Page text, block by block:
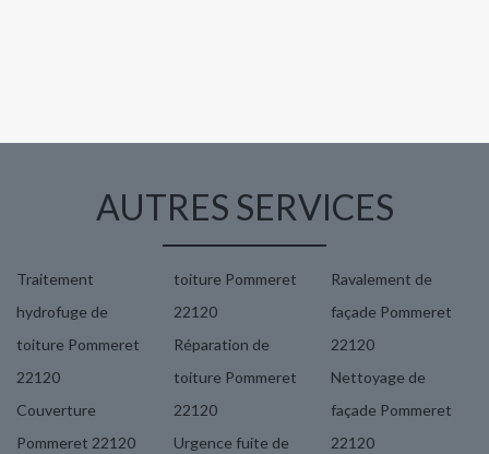
AUTRES SERVICES
Traitement
hydrofuge de
toiture Pommeret
22120
Couverture
Pommeret 22120
toiture Pommeret
22120
Réparation de
toiture Pommeret
22120
Urgence fuite de
Ravalement de
façade Pommeret
22120
Nettoyage de
façade Pommeret
22120